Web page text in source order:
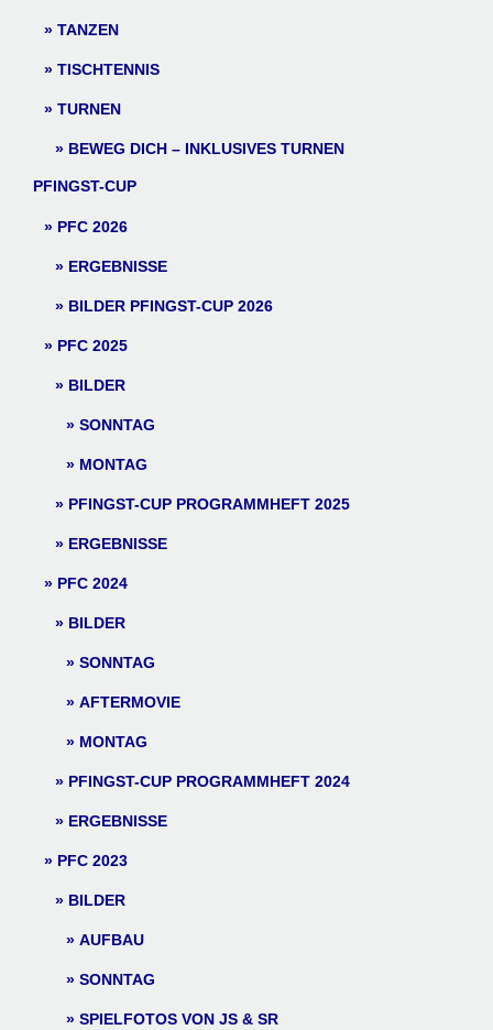
TANZEN
TISCHTENNIS
TURNEN
BEWEG DICH – INKLUSIVES TURNEN
PFINGST-CUP
PFC 2026
ERGEBNISSE
BILDER PFINGST-CUP 2026
PFC 2025
BILDER
SONNTAG
MONTAG
PFINGST-CUP PROGRAMMHEFT 2025
ERGEBNISSE
PFC 2024
BILDER
SONNTAG
AFTERMOVIE
MONTAG
PFINGST-CUP PROGRAMMHEFT 2024
ERGEBNISSE
PFC 2023
BILDER
AUFBAU
SONNTAG
SPIELFOTOS VON JS & SR